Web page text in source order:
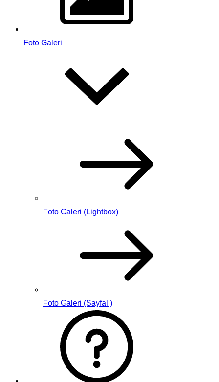
Foto Galeri
Foto Galeri (Lightbox)
Foto Galeri (Sayfalı)